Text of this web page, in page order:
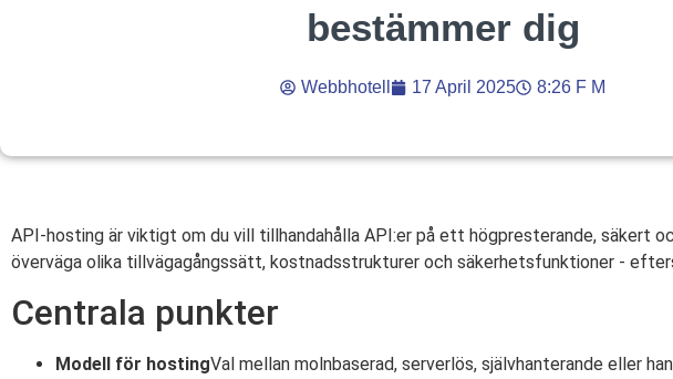
bestämmer dig
Webbhotell 17 April 2025 8:26 F M
API-hosting är viktigt om du vill tillhandahålla API:er på ett högpresterande, säkert
överväga olika tillvägagångssätt, kostnadsstrukturer och säkerhetsfunktioner -
Centrala punkter
Modell för hostingVal mellan molnbaserad, serverlös, självhanterande eller